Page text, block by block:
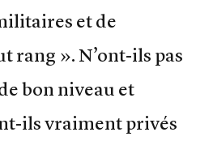
et de
rang ». N’ont-ils pas
bon niveau et
ils vraiment privés